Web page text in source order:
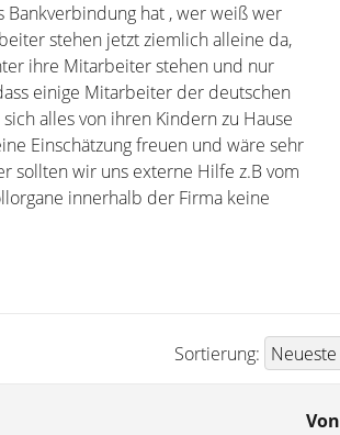
Bankverbindung hat , wer weiß wer
stehen jetzt ziemlich alleine da,
ihre Mitarbeiter stehen und nur
einige Mitarbeiter der deutschen
alles von ihren Kindern zu Hause
Einschätzung freuen und wäre sehr
sollten wir uns externe Hilfe z.B vom
innerhalb der Firma keine
Sortierung:
Von